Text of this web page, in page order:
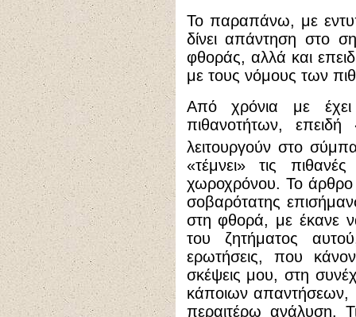
Το παραπάνω, με
δίνει απάντηση στο
φθοράς, αλλά και
με τους νόμους των
Από χρόνια με
πιθανοτήτων, επειδή
λειτουργούν στο
«τέμνει» τις
χωροχρόνου. Το άρθρο
σοβαρότατης
στη φθορά, με έκανε
του ζητήματος
ερωτήσεις, που
σκέψεις μου, στη
κάποιων
περαιτέρω ανάλυση.